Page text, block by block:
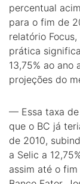
percentual
para o fim de
relatório
prática
13,75% ao ano
projeções do
— Essa taxa de
que o BC já
de 2010,
a Selic a
assim até o